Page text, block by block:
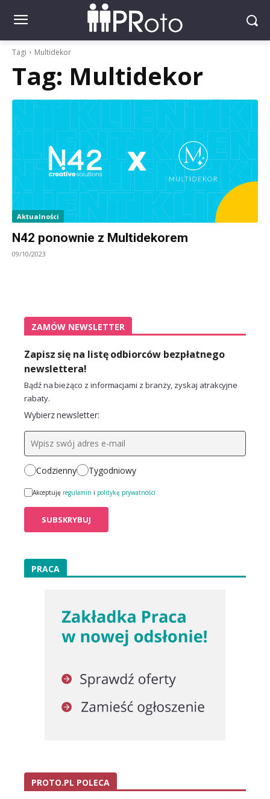
Tagi Multidekor
Tag: Multidekor
Aktualności
N42 ponownie z Multidekorem
09/10/2023
ZAMÓW NEWSLETTER
Zapisz się na listę odbiorców bezpłatnego
newslettera!
Bądź na bieżąco z informacjami z branży, zyskaj atrakcyjne
rabaty.
Wybierz newsletter:
Codzienny Tygodniowy
Akceptuję regulamin i politykę prywatności
PRACA
PROTO.PL POLECA